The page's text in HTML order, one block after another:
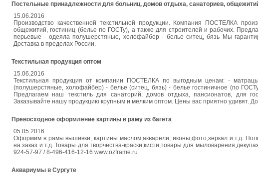
Постельные принадлежности для больниц, домов отдыха, санаториев,
15.06.2016
Производство качественной текстильной продукции. Компания ПОСТЕЛКА
общежитий, гостиниц (белье по ГОСТу), а также для строителей и рабочих.
перьевые - одеяла полушерстяные, холофайбер - белье ситец, бязь Мы
Доставка в пределах России.
Текстильная продукция оптом
15.06.2016
Текстильная продукция от компании ПОСТЕЛКА по выгодным ценам: -
(полушерстяные, холофайбер) - белье (ситец, бязь) - белье гостиничное (по
Предлагаем наш текстиль для санаторий, домов отдыха, пансионатов, для
Заказывайте нашу продукцию крупным и мелким оптом. Цены вас приятно удивят.
Превосходное оформление картины в раму из багета
05.05.2016
Оформим в рамы вышивки, картины маслом,акварели, иконы,фото,зеркал и т.д.
на заказ и т.д. Товары для творчества-краски,кисти,товары для
924-57-97 / 8-496-416-12-16 www.ozframe.ru
Аквариумы в Сургуте